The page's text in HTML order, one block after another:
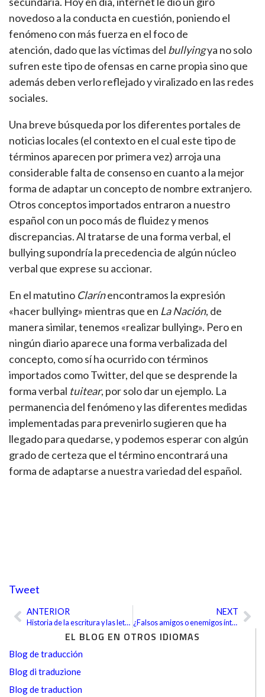
EL BLOG EN OTROS IDIOMAS
Blog de traducción
Blog di traduzione
Blog de traduction
novedoso a la conducta en cuestión, poniendo el
fenómeno con más fuerza en el foco de
atención, dado que las víctimas del bullyingya no solo
sufren este tipo de ofensas en carne propia sino que
además deben verlo reflejado y viralizado en las redes
sociales.
Una breve búsqueda por los diferentes portales de
noticias locales (el contexto en el cual este tipo de
términos aparecen por primera vez) arroja una
considerable falta de consenso en cuanto a la mejor
forma de adaptar un concepto de nombre extranjero.
Otros conceptos importados entraron a nuestro
español con un poco más de fluidez y menos
discrepancias. Al tratarse de una forma verbal, el
bullying supondría la precedencia de algún núcleo
verbal que exprese su accionar.
En el matutino Clarínencontramos la expresión
«hacer bullying» mientras que en La Nación, de
manera similar, tenemos «realizar bullying». Pero en
ningún diario aparece una forma verbalizada del
concepto, como sí ha ocurrido con términos
importados como Twitter, del que se desprende la
forma verbal tuitear, por solo dar un ejemplo. La
permanencia del fenómeno y las diferentes medidas
implementadas para prevenirlo sugieren que ha
llegado para quedarse, y podemos esperar con algún
grado de certeza que el término encontrará una
forma de adaptarse a nuestra variedad del español.
Tweet
AntANTERIOR
Historia de la escritura y las letras
NEXT
¿Falsos amigos o enemigos íntimos?